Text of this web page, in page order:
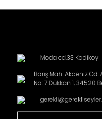
Moda cd.33 Kadikoy
Barış Mah. Akdeniz
No: 7 Dükkan 1, 34520